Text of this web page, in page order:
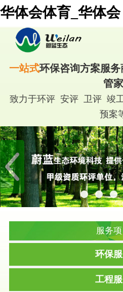
华体会体育_华体会
一站式环保咨询方案服
管家
致力于环评 安评 卫评 竣
预案
服务
环保
工程